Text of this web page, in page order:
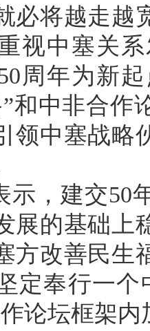
必将越走越
视中塞关
周年为新
和中非合作
领中塞战略
示，建交50
展的基础上
方改善民生
定奉行一
论坛框架